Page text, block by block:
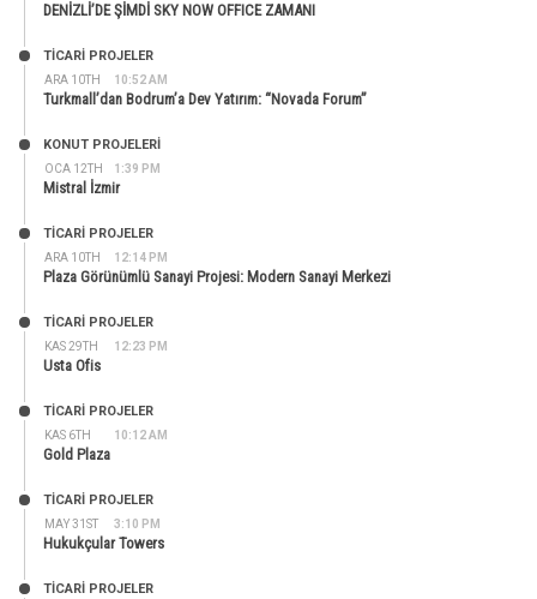
DENİZLİ’DE ŞİMDİ SKY NOW OFFICE ZAMANI
ARA 10TH 10:52 AM
TİCARİ PROJELER
Turkmall’dan Bodrum’a Dev Yatırım: “Novada Forum”
OCA 12TH 1:39 PM
KONUT PROJELERI
Mistral İzmir
ARA 10TH 12:14 PM
TİCARİ PROJELER
Plaza Görünümlü Sanayi Projesi: Modern Sanayi Merkezi
KAS 29TH 12:23 PM
TİCARİ PROJELER
Usta Ofis
KAS 6TH 10:12 AM
TİCARİ PROJELER
Gold Plaza
MAY 31ST 3:10 PM
TİCARİ PROJELER
Hukukçular Towers
TİCARİ PROJELER